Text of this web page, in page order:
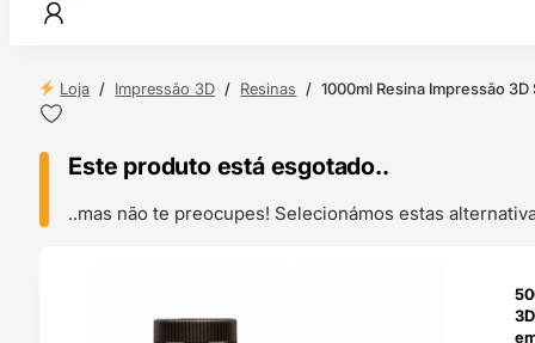
Loja / Impressão 3D / Resinas / 1000ml Resina Impressão
Este produto está esgotado..
..mas não te preocupes! Selecionámos estas